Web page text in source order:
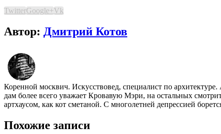
TwitterGoogle+Vk
Автор: Дмитрий Котов
Коренной москвич. Искусствовед, специалист по
дам более всего уважает Кровавую Мэри, на остальных
артхаусом, как кот сметаной. С многолетней депрессией
Похожие записи